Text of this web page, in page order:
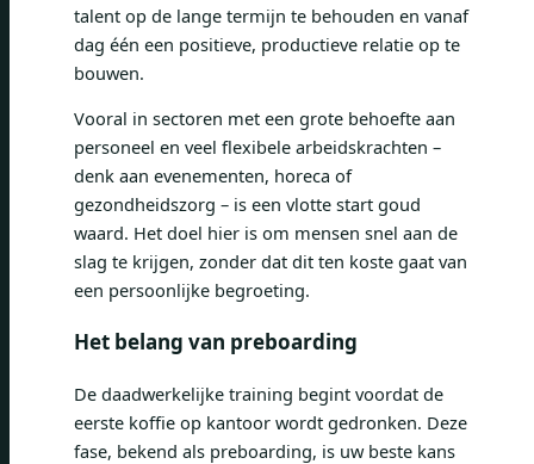
talent op de lange termijn te behouden en vanaf
dag één een positieve, productieve relatie op te
bouwen.
Vooral in sectoren met een grote behoefte aan
personeel en veel flexibele arbeidskrachten –
denk aan evenementen, horeca of
gezondheidszorg – is een vlotte start goud
waard. Het doel hier is om mensen snel aan de
slag te krijgen, zonder dat dit ten koste gaat van
een persoonlijke begroeting.
Het belang van preboarding
De daadwerkelijke training begint voordat de
eerste koffie op kantoor wordt gedronken. Deze
fase, bekend als preboarding, is uw beste kans